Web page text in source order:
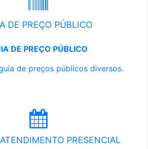
DE PREÇO PÚBLICO
DE PREÇO PÚBLICO
de preços públicos diversos.
PRESENCIAL